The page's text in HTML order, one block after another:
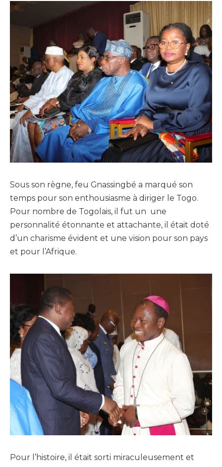
Sous son règne, feu Gnassingbé a marqué son
temps pour son enthousiasme à diriger le Togo.
Pour nombre de Togolais, il fut un une
personnalité étonnante et attachante, il était doté
d’un charisme évident et une vision pour son pays
et pour l’Afrique.
Pour l’histoire, il était sorti miraculeusement et